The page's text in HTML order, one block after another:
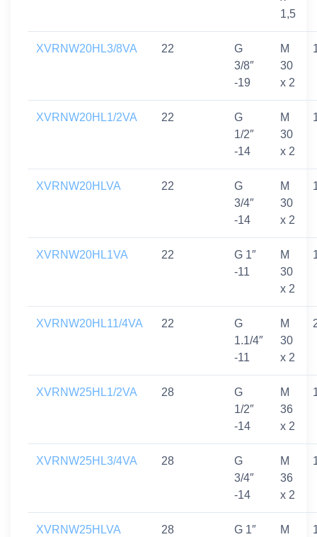
1,5
XVRNW20HL3/8VA 22
G
3/8″
-19
M
30
x 2
XVRNW20HL1/2VA 22
G
1/2″
-14
M
30
x 2
XVRNW20HLVA 22
G
3/4″
-14
M
30
x 2
XVRNW20HL1VA 22
G 1″
-11
M
30
x 2
XVRNW20HL11/4VA 22
G
1.1/4″
-11
M
30
x 2
XVRNW25HL1/2VA 28
G
1/2″
-14
M
36
x 2
XVRNW25HL3/4VA 28
G
3/4″
-14
M
36
x 2
XVRNW25HLVA 28
G 1″
M